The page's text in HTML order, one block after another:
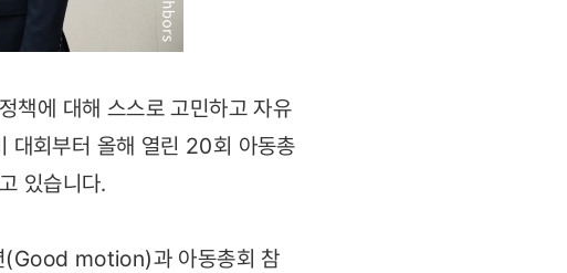
책에 대해 스스로 고민하고 자유
대회부터 올해 열린 20회 아동총
있습니다.
(Good motion)과 아동총회 참